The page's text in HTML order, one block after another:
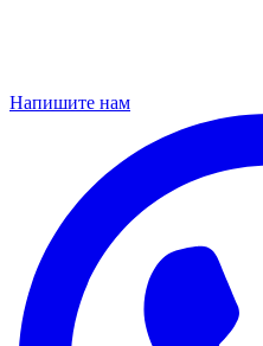
Напишите нам